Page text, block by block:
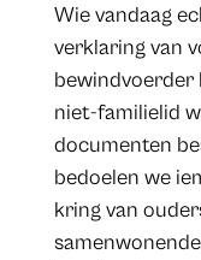
Wie vandaag
verklaring van
bewindvoerder
niet-familielid
documenten
bedoelen we
kring van